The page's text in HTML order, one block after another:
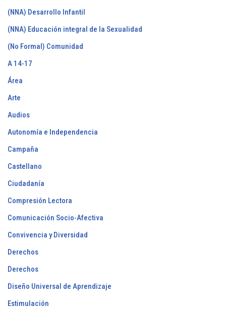
(NNA) Desarrollo Infantil
(NNA) Educación integral de la Sexualidad
(No Formal) Comunidad
A 14-17
Área
Arte
Audios
Autonomía e Independencia
Campaña
Castellano
Ciudadanía
Compresión Lectora
Comunicación Socio-Afectiva
Convivencia y Diversidad
Derechos
Derechos
Diseño Universal de Aprendizaje
Estimulación